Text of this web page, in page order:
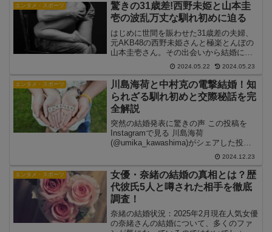
エンタメ・スポーツ
驚きの31歳差!西野未姫と山本圭
壱の波乱万丈な馴れ初めに迫る
はじめに世間を賑わせた31歳差の夫婦、
元AKB48の西野未姫さんと極楽とんぼの
山本圭壱さん。その出会いから結婚に至
るまでの経緯には、波乱万丈な展開が隠
されています。今回は、この注目の夫婦
の"馴れ初め"を中心に、詳しく紐解いて
いきたいと思いま...
2024.05.22 2024.05.23
エンタメ・スポーツ
川島海荷と中村克の電撃結婚！知
られざる馴れ初めと交際秘話を完
全解説
突然の結婚発表に驚きの声 この投稿を
Instagramで見る 川島海荷
(@umika_kawashima)がシェアした投稿
2024年12月23日、女優の川島海荷さんと
競泳選手の中村克さんが結婚を発表しま
した。この予想外のニュースに、ファン
や...
2024.12.23
エンタメ・スポーツ
女優・奈緒の結婚の真相とは？歴
代彼氏5人と噂された相手を徹底
調査！
奈緒の結婚状況：2025年2月現在人気女優
の奈緒さんの結婚について、多くのファ